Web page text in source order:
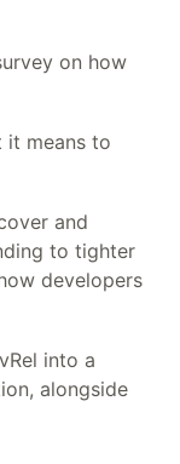
on how
it means to
and
to tighter
developers
into a
alongside